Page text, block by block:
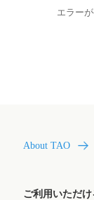
エラー
About TAO
ご利用いただ